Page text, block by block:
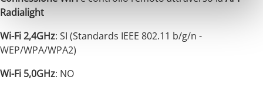
Radialight
Wi-Fi 2,4GHz: SI (Standards IEEE 802.11 b/g/n -
WEP/WPA/WPA2)
Wi-Fi 5,0GHz: NO